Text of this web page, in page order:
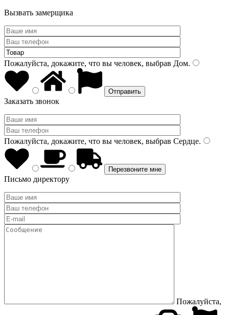
Вызвать замерщика
Пожалуйста, докажите, что вы человек, выбрав Дом.
Заказать звонок
Пожалуйста, докажите, что вы человек, выбрав Сердце.
Письмо директору
Пожалуйста,